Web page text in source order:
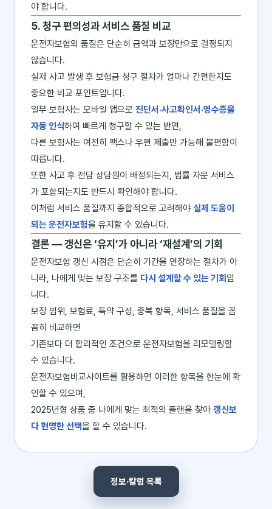
야 합니다.
5. 청구 편의성과 서비스 품질 비교
운전자보험의 품질은 단순히 금액과 보장만으로 결정되지
않습니다.
실제 사고 발생 후 보험금 청구 절차가 얼마나 간편한지도
중요한 비교 포인트입니다.
일부 보험사는 모바일 앱으로 진단서·사고확인서·영수증을
자동 인식하여 빠르게 청구할 수 있는 반면,
다른 보험사는 여전히 팩스나 우편 제출만 가능해 불편함이
따릅니다.
또한 사고 후 전담 상담원이 배정되는지, 법률 자문 서비스
가 포함되는지도 반드시 확인해야 합니다.
이처럼 서비스 품질까지 종합적으로 고려해야 실제 도움이
되는 운전자보험을 유지할 수 있습니다.
결론 ― 갱신은 ‘유지’가 아니라 ‘재설계’의 기회
운전자보험 갱신 시점은 단순히 기간을 연장하는 절차가 아
니라, 나에게 맞는 보장 구조를 다시 설계할 수 있는 기회 입
니다.
보장 범위, 보험료, 특약 구성, 중복 항목, 서비스 품질을 꼼
꼼히 비교하면
기존보다 더 합리적인 조건으로 운전자보험을 리모델링할
수 있습니다.
운전자보험비교사이트를 활용하면 이러한 항목을 한눈에 확
인할 수 있으며,
2025년형 상품 중 나에게 맞는 최적의 플랜을 찾아갱신보
다 현명한 선택을 할 수 있습니다.
정보·칼럼 목록